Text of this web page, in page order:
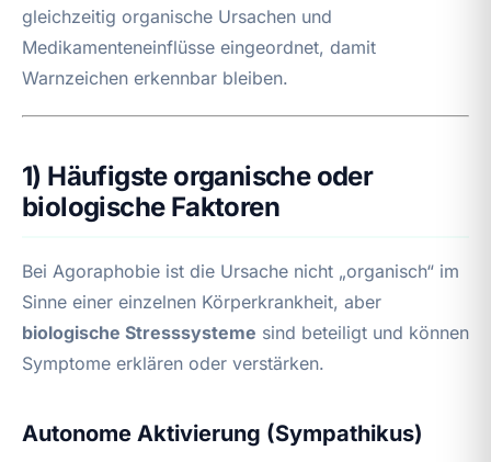
gleichzeitig organische Ursachen und
Medikamenteneinflüsse eingeordnet, damit
Warnzeichen erkennbar bleiben.
1) Häufigste organische oder
biologische Faktoren
Bei Agoraphobie ist die Ursache nicht „organisch“ im
Sinne einer einzelnen Körperkrankheit, aber
biologische Stresssysteme sind beteiligt und können
Symptome erklären oder verstärken.
Autonome Aktivierung (Sympathikus)